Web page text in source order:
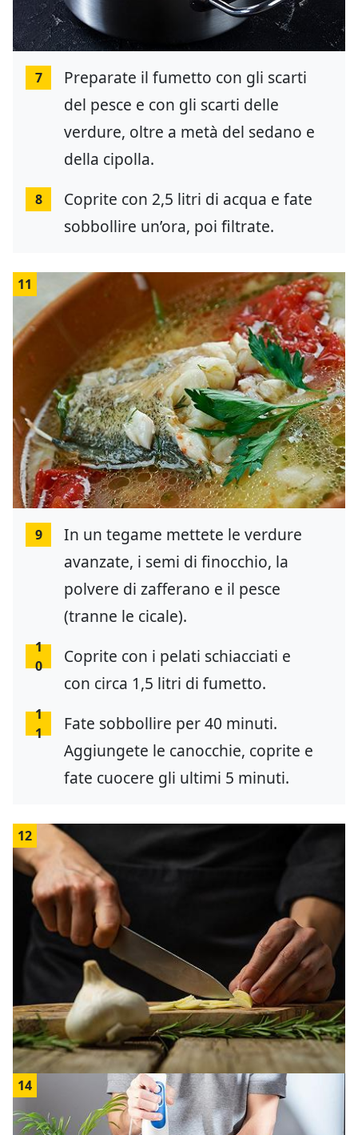
7
Preparate il fumetto con gli scarti
del pesce e con gli scarti delle
verdure, oltre a metà del sedano e
della cipolla.
8
Coprite con 2,5 litri di acqua e fate
sobbollire un’ora, poi filtrate.
11
9
In un tegame mettete le verdure
avanzate, i semi di finocchio, la
polvere di zafferano e il pesce
(tranne le cicale).
1
0
Coprite con i pelati schiacciati e
con circa 1,5 litri di fumetto.
1
1
Fate sobbollire per 40 minuti.
Aggiungete le canocchie, coprite e
fate cuocere gli ultimi 5 minuti.
12
14